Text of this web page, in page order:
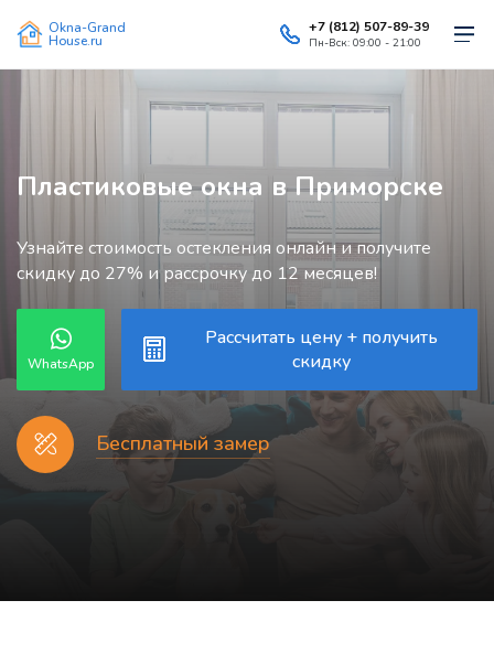
Okna-Grand
House.ru
+7 (812) 507-89-39
Пн-Вск: 09:00 - 21:00
Пластиковые окна в Приморске
Узнайте стоимость остекления онлайн и получите
скидку до 27% и рассрочку до 12 месяцев!
WhatsApp
Рассчитать цену + получить
скидку
Бесплатный замер